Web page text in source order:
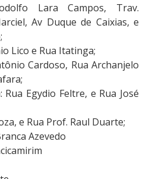
Lara Campos, Trav.
Av Duque de Caixias, e
Lico e Rua Itatinga;
Cardoso, Rua Archanjelo
Rua Egydio Feltre, e Rua José
e Rua Prof. Raul Duarte;
Azevedo